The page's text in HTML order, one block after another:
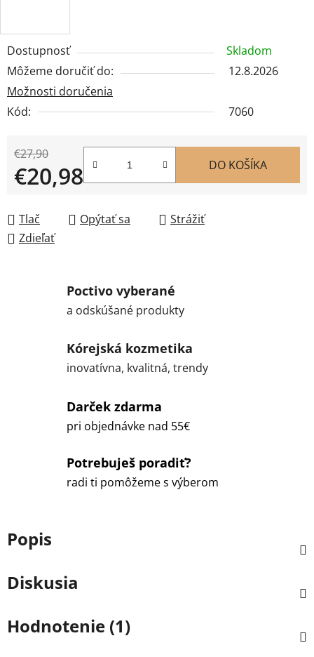
Dostupnosť
Skladom
Môžeme doručiť do:
12.8.2026
Možnosti doručenia
Kód:
7060
€27,90
€20,98 DO KOŠÍKA
Tlač Opýtať sa
Strážiť
Zdieľať
Poctivo vyberané
a odskúšané produkty
Kórejská kozmetika
inovatívna, kvalitná, trendy
Darček zdarma
pri objednávke nad 55€
Potrebuješ poradiť?
radi ti pomôžeme s výberom
Popis
Diskusia
Hodnotenie (1)